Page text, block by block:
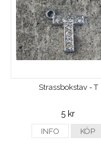
Strassbokstav - T
5 kr
INFO KÖP